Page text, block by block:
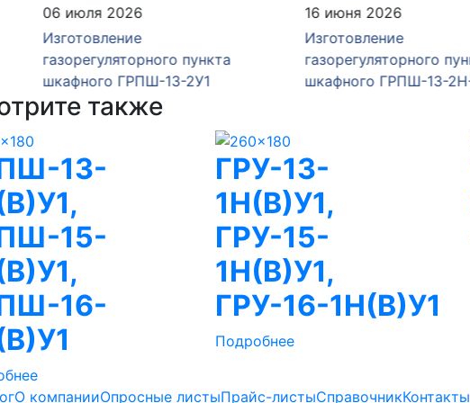
2026
пункта
ГРПШ-13-2У1
16 июня 2026
Изготовление
газорегуляторного пункта
шкафного ГРПШ-13-2Н-У1
также
13-
15-
16-
ГРУ-13-
1Н(В)У1,
ГРУ-15-
1Н(В)У1,
ГРУ-16-1Н(В)У1
Подробнее
О компанииОпросные листыПрайс-листыСправочникКонтакты